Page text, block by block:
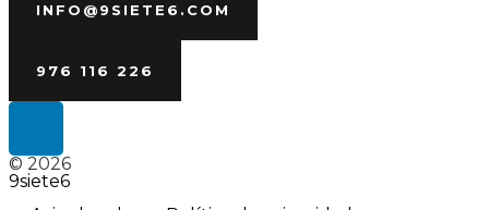
INFO@9SIETE6.COM
976 116 226
© 2026
9siete6